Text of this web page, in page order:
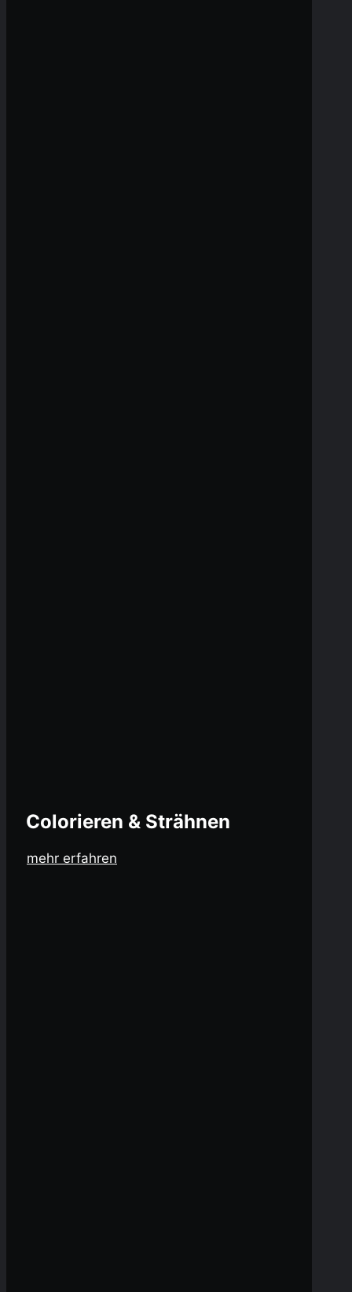
Colorieren & Strähnen
mehr erfahren